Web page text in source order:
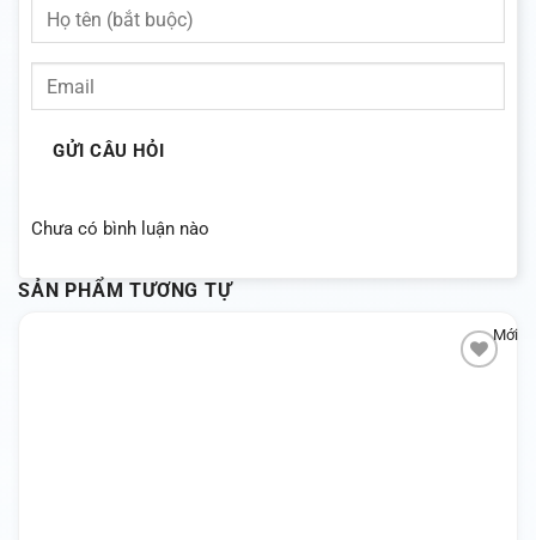
GỬI CÂU HỎI
Chưa có bình luận nào
SẢN PHẨM TƯƠNG TỰ
Mới